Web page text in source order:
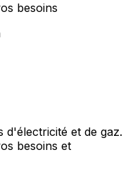
besoins
d'électricité et de gaz.
besoins et